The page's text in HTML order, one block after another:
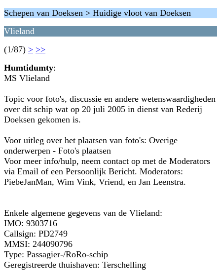
Schepen van Doeksen > Huidige vloot van Doeksen
Vlieland
(1/87) > >>
Humtidumty:
MS Vlieland
Topic voor foto's, discussie en andere wetenswaardigheden
over dit schip wat op 20 juli 2005 in dienst van Rederij
Doeksen gekomen is.
Voor uitleg over het plaatsen van foto's: Overige
onderwerpen - Foto's plaatsen
Voor meer info/hulp, neem contact op met de Moderators
via Email of een Persoonlijk Bericht. Moderators:
PiebeJanMan, Wim Vink, Vriend, en Jan Leenstra.
Enkele algemene gegevens van de Vlieland:
IMO: 9303716
Callsign: PD2749
MMSI: 244090796
Type: Passagier-/RoRo-schip
Geregistreerde thuishaven: Terschelling